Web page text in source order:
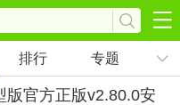
排行 专题
版官方正版v2.80.0安